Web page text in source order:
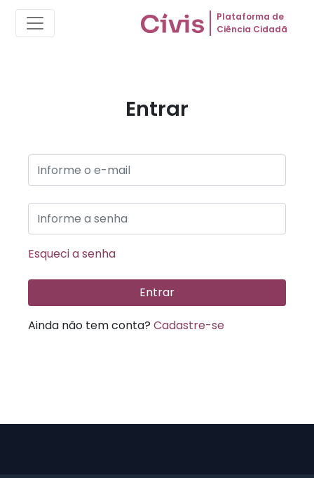
Plataforma de
Ciência Cidadã
Entrar
Esqueci a senha
Entrar
Ainda não tem conta? Cadastre-se